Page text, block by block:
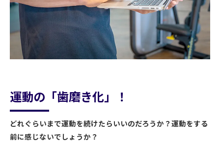
どれぐらいまで運動を続けたらいいのだろうか？運動をする
前に感じないでしょうか？
運動の「歯磨き化」！